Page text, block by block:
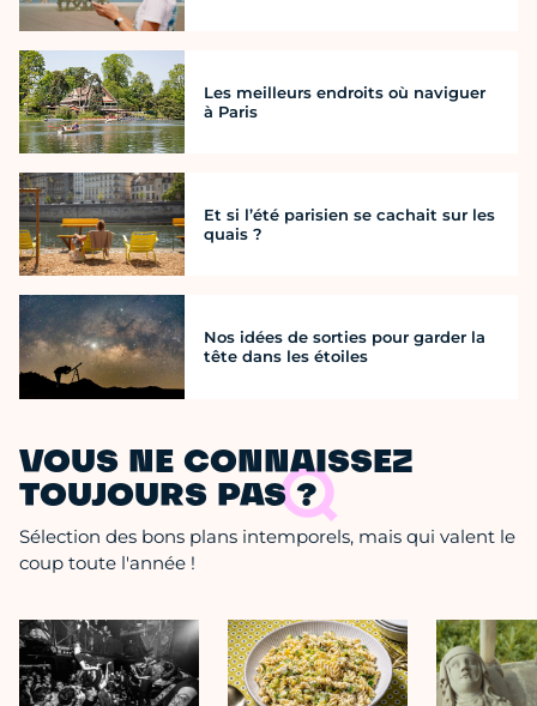
Les meilleurs endroits où naviguer
à Paris
Et si l’été parisien se cachait sur les
quais ?
Nos idées de sorties pour garder la
tête dans les étoiles
VOUS NE CONNAISSEZ
TOUJOURS PAS ?
Sélection des bons plans intemporels, mais qui valent le
coup toute l'année !